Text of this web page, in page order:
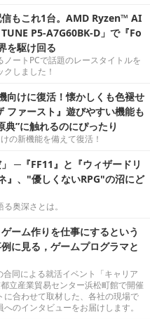
もこれ1台。AMD Ryzen™ AI
P5-A7G60BK-D」で『Fo
を駆け回る
ートPCで話題のレースタイトルを
しました！
向けに復活！懐かしくも色褪せ
ファースト』遊びやすい機能も
典”に触れるのにぴったり
の新機能を備えて復活！
─『FF11』と『ウィザードリ
』、"優しくないRPG"の沼にど
奥深さとは。
ゲーム作りを仕事にするという
に見る，ゲームプログラマと
同による就活イベント「キャリア
立産業貿易センター浜松町館で開催
に合わせて取材した、各社の現場で
のインタビューをお届けします。